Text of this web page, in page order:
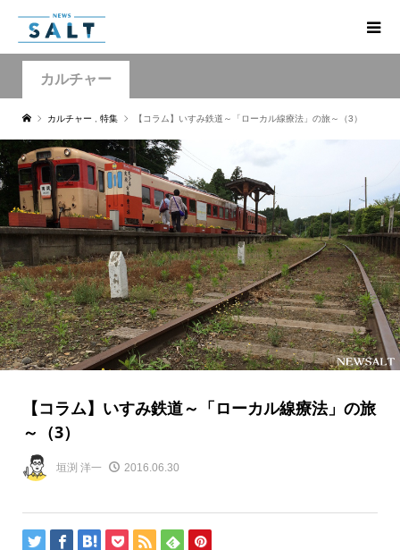
カルチャー
カルチャー 特集 【コラム】いすみ鉄道～「ローカル線療法」の旅～（3）
【コラム】いすみ鉄道～「ローカル線療法」の旅
～（3）
垣渕 洋一 2016.06.30